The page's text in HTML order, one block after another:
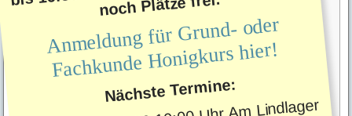
Anmeldung für Grund- oder
Fachkunde Honigkurs hier!
Nächste Termine: